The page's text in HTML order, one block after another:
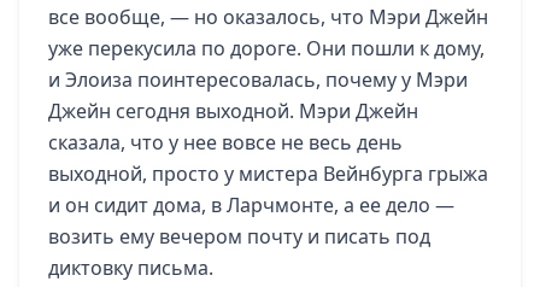
все вообще, — но оказалось, что Мэри Джейн
уже перекусила по дороге. Они пошли к дому,
и Элоиза поинтересовалась, почему у Мэри
Джейн сегодня выходной. Мэри Джейн
сказала, что у нее вовсе не весь день
выходной, просто у мистера Вейнбурга грыжа
и он сидит дома, в Ларчмонте, а ее дело —
возить ему вечером почту и писать под
диктовку письма.